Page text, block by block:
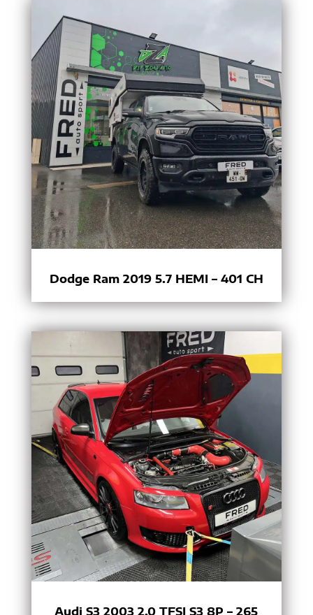
Dodge Ram 2019 5.7 HEMI – 401 CH
Audi S3 2003 2.0 TFSI S3 8P – 265